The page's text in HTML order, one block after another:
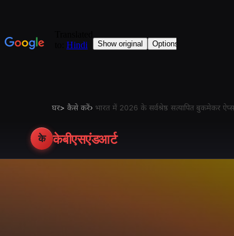
घर> कैसे करें› भारत में 2026 के सर्वश्रेष्ठ सत्यापित बुकमेकर
के केबीएसएंडआर्ट